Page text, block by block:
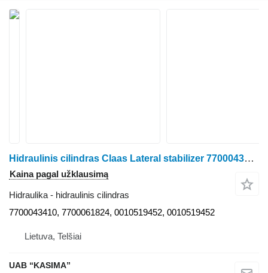
Hidraulinis cilindras Claas Lateral stabilizer 7700043410 ratinio traktoriaus Claas Arion 530
Kaina pagal užklausimą
Hidraulika - hidraulinis cilindras
7700043410, 7700061824, 0010519452, 0010519452
Lietuva, Telšiai
UAB “KASIMA”